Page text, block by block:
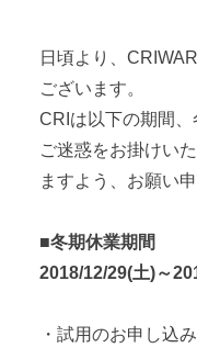
日頃より、
ございます。
CRIは以下の期間、
ご迷惑をお掛けい
ますよう、お願い
■冬期休業期間
2018/12/29(土)～
・試用のお申し込